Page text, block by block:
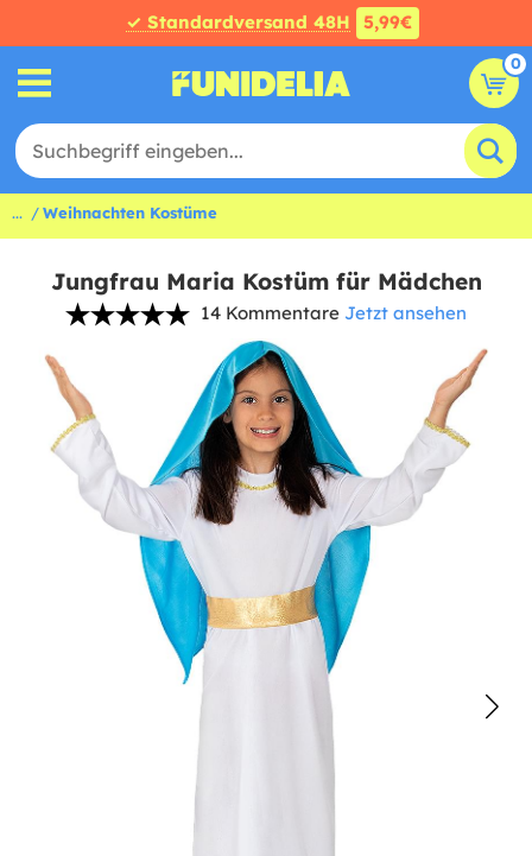
✓ Standardversand 48H 5,99€
0
... Weihnachten Kostüme
Jungfrau Maria Kostüm für Mädchen
14 Kommentare Jetzt ansehen